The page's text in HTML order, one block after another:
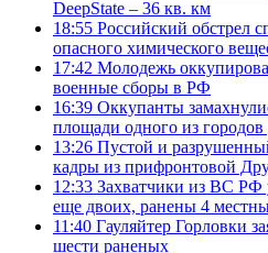
DeepState – 36 кв. км
18:55 Российский обстрел
опасного химического
17:42 Молодежь
военные сборы в РФ
16:39 Оккупанты
площади одного из
13:26 Пустой и
кадры из прифронтовой
12:33 Захватчики из ВС РФ
еще двоих, ранены 4
11:40 Гауляйтер Горловки
шести раненых